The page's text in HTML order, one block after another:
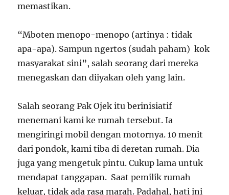
memastikan.
“Mboten menopo-menopo (artinya : tidak
apa-apa). Sampun ngertos (sudah paham) kok
masyarakat sini”, salah seorang dari mereka
menegaskan dan diiyakan oleh yang lain.
Salah seorang Pak Ojek itu berinisiatif
menemani kami ke rumah tersebut. Ia
mengiringi mobil dengan motornya. 10 menit
dari pondok, kami tiba di deretan rumah. Dia
juga yang mengetuk pintu. Cukup lama untuk
mendapat tanggapan. Saat pemilik rumah
keluar, tidak ada rasa marah. Padahal, hati ini